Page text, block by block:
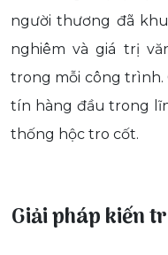
người thương đã
nghiêm và giá trị
trong mỗi công trình.
tín hàng đầu trong
thống hộc tro cốt.
Giải pháp kiến